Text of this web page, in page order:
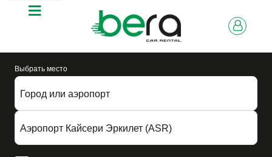
Выбрать место
Город или аэропорт
Аэропорт Кайсери Эркилет (ASR)